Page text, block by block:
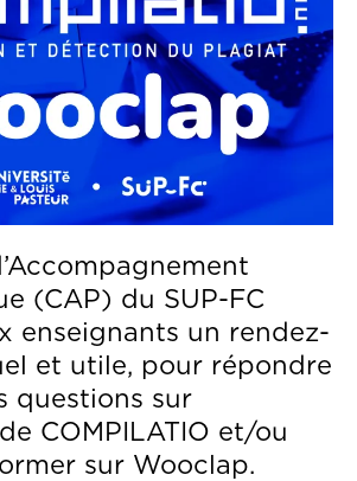
(CAP) du SUP-FC
enseignants un rendez-
et utile, pour répondre
questions sur
COMPILATIO et/ou
sur Wooclap.